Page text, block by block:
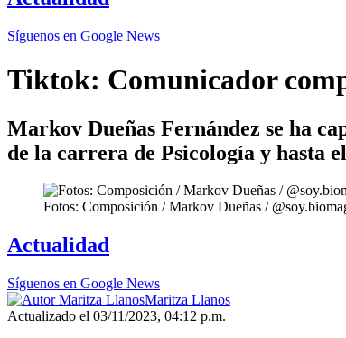
Síguenos en Google News
Tiktok: Comunicador
Markov Dueñas Fernández se ha
de la carrera de Psicología y hasta
Fotos: Composición / Markov Dueñas /
Actualidad
Síguenos en Google News
Maritza Llanos
Actualizado el 03/11/2023, 04:12 p.m.